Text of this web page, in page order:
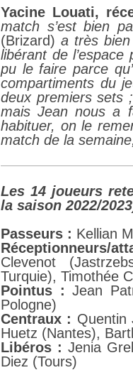
Yacine Louati,
match s’est bien
(Brizard)a très
libérant de
pu le faire parce
compartiments du
deux premiers sets
mais Jean nous a
habituer, on le
match de la
Les 14 joueurs
la saison 2022/
Passeurs : Kellian
Réceptionneurs/
Clevenot
Turquie), Timothée
Pointus : Jean
Pologne)
Centraux : Quentin
Huetz (Nantes),
Libéros : Jenia
Diez (Tours)